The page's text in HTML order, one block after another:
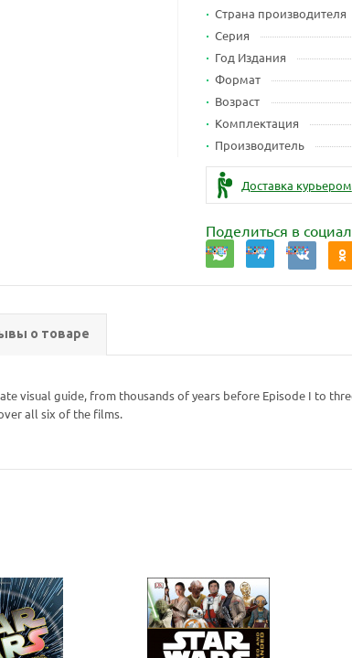
Страна производителя
Серия
Год Издания
Формат
Возраст
Комплектация
Производитель
Доставка курьером
Поделиться в
о товаре
visual guide, from thousands of years before Episode I to
all six of the films.
Ваш E-mail:
конфидициальности
Ваш E-mail:
конфидициальности